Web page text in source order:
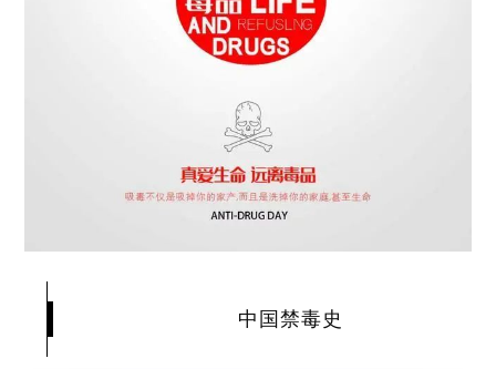
中国禁毒史